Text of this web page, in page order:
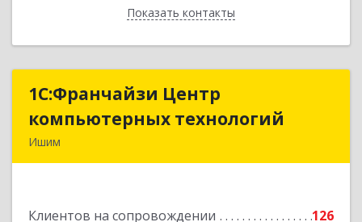
Показать контакты
Назад
1С:Франчайзи Центр
компьютерных технологий
Ишим
Клиентов на сопровождении
126
1С:Франчайзи Центр
компьютерных технологий
Подробнее